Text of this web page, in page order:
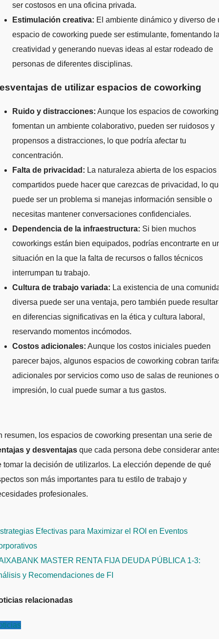
ser costosos en una oficina privada.
Estimulación creativa: El ambiente dinámico y diverso de
espacio de coworking puede ser estimulante, fomentando
creatividad y generando nuevas ideas al estar rodeado de
personas de diferentes disciplinas.
de utilizar espacios de coworking
Ruido y distracciones: Aunque los espacios de coworking
fomentan un ambiente colaborativo, pueden ser ruidosos y
propensos a distracciones, lo que podría afectar tu
concentración.
Falta de privacidad: La naturaleza abierta de los espacios
compartidos puede hacer que carezcas de privacidad, lo
puede ser un problema si manejas información sensible o
necesitas mantener conversaciones confidenciales.
Dependencia de la infraestructura: Si bien muchos
coworkings están bien equipados, podrías encontrarte en
situación en la que la falta de recursos o fallos técnicos
interrumpan tu trabajo.
Cultura de trabajo variada: La existencia de una
diversa puede ser una ventaja, pero también puede resultar
en diferencias significativas en la ética y cultura laboral,
reservando momentos incómodos.
Costos adicionales: Aunque los costos iniciales pueden
parecer bajos, algunos espacios de coworking cobran
adicionales por servicios como uso de salas de reuniones o
impresión, lo cual puede sumar a tus gastos.
resumen, los espacios de coworking presentan una serie de
y desventajas que cada persona debe considerar
tomar la decisión de utilizarlos. La elección depende de qué
son más importantes para tu estilo de trabajo y
profesionales.
Efectivas para Maximizar el ROI en Eventos
MASTER RENTA FIJA DEUDA PÚBLICA 1-3:
y Recomendaciones de FI
relacionadas